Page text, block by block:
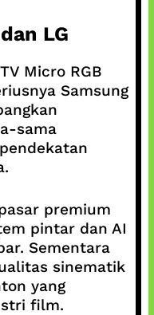
LG
Micro RGB
Samsung
sama
premium
pintar dan AI
Sementara
sinematik
yang
film.